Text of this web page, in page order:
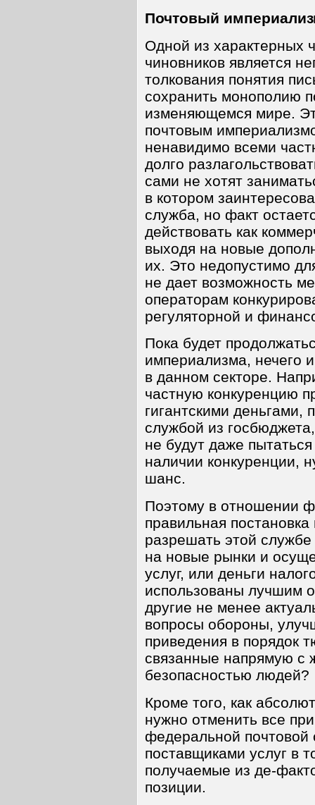
Почтовый
Одной из характерных
чиновников является
толкования понятия
сохранить монополию
изменяющемся мире.
почтовым
ненавидимо всеми
долго
сами не хотят
в котором
служба, но факт
действовать как
выходя на новые
их. Это недопустимо
не дает возможность
операторам
регуляторной и
Пока будет
империализма, нечего
в данном секторе.
частную конкуренцию
гигантскими
службой из
не будут даже
наличии конкуренции,
шанс.
Поэтому в отношении
правильная
разрешать этой
на новые рынки и
услуг, или деньги
использованы лучшим
другие не менее
вопросы обороны,
приведения в порядок
связанные напрямую с
безопасностью людей?
Кроме того, как
нужно отменить все
федеральной почтовой
поставщиками услуг в
получаемые из де-
позиции.